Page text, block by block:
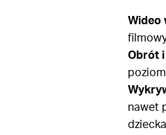
Wideo
Obrót
nawet
dziecka